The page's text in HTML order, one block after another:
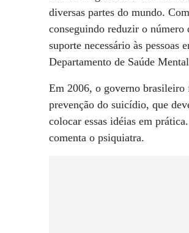
diversas partes do mundo.
conseguindo reduzir o número
suporte necessário às
Departamento de Saúde
Em 2006, o governo brasileiro
prevenção do suicídio, que
colocar essas idéias em
comenta o psiquiatra.